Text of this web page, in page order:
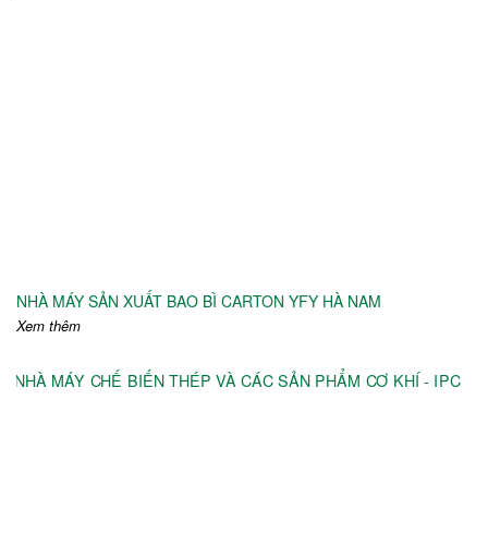
NHÀ MÁY SẢN XUẤT BAO BÌ CARTON YFY HÀ NAM
Xem thêm